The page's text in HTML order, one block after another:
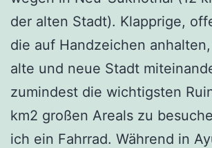
der alten Stadt). Klapprige,
die auf Handzeichen
alte und neue Stadt
zumindest die wichtigsten
km2 großen Areals zu
ich ein Fahrrad. Während in